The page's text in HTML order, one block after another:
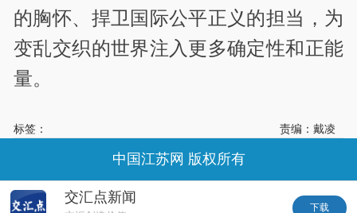
的胸怀、捍卫国际公平正义的担当，为
变乱交织的世界注入更多确定性和正能
量。
标签： 责编：戴凌
交汇点新闻
下载
中国江苏网 版权所有